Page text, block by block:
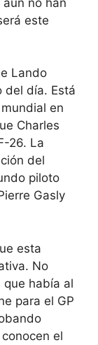
este
Lando
del día. Está
en
Charles
26. La
del
piloto
Gasly
esta
No
que había al
para el GP
el